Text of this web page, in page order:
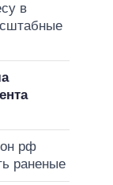
в
рф
раненые